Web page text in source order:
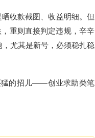
收款截图、收益明细。但
重则直接判定违规，辛辛
尤其是新号，必须稳扎稳
猛的招儿——创业求助类笔